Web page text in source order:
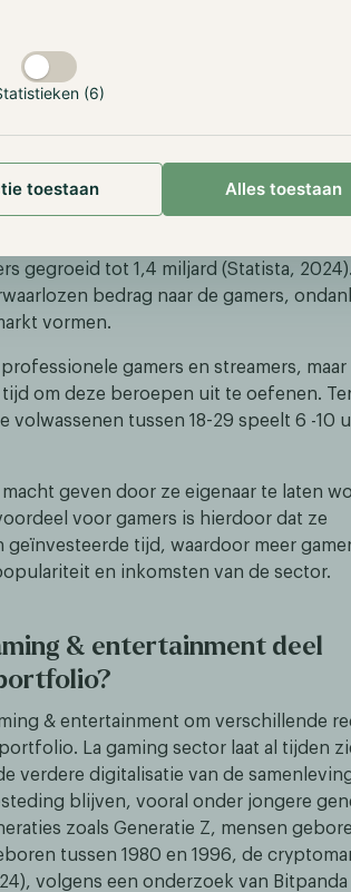
(6)
toestaan Alles toestaan
en NFT's geïntegreerd, waardoor
items en hierdoor worden
& entertainment
industrie gestegen van 113,64
gegroeid tot 1,4 miljard (Statista, 2024).
bedrag naar de gamers,
vormen.
gamers en streamers, maar
om deze beroepen uit te oefenen.
volwassenen tussen 18-29 speelt 6 -10
geven door ze eigenaar te laten
voor gamers is hierdoor dat ze
tijd, waardoor meer
en inkomsten van de sector.
& entertainment deel
& entertainment om verschillende
La gaming sector laat al tijden
verdere digitalisatie van de
blijven, vooral onder jongere
zoals Generatie Z, mensen
tussen 1980 en 1996, de
volgens een onderzoek van Bitpanda